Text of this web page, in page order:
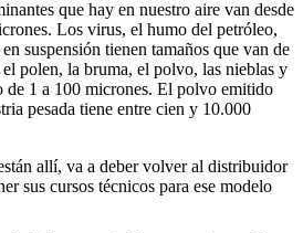
que hay en nuestro aire van desde
Los virus, el humo del petróleo,
suspensión tienen tamaños que van de
polen, la bruma, el polvo, las nieblas y
de 1 a 100 micrones. El polvo emitido
pesada tiene entre cien y 10.000
allí, va a deber volver al distribuidor
sus cursos técnicos para ese modelo